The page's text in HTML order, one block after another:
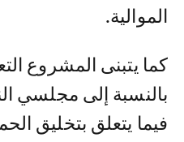
الموالية.
كما يتبنى المشروع
بالنسبة إلى مجلسي
فيما يتعلق بتخليق